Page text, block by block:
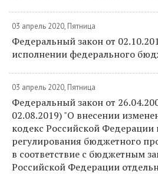
03 апрель 2020, Пятница
Федеральный закон от
исполнении федерального
03 апрель 2020, Пятница
Федеральный закон от
02.08.2019) "О внесении
кодекс Российской Федерации
регулирования бюджетного
в соответствие с бюджетным
Российской Федерации